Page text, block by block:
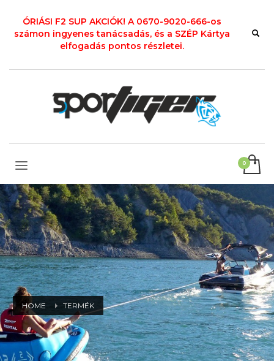
ÓRIÁSI F2 SUP AKCIÓK! A 0670-9020-666-os
számon ingyenes tanácsadás, és a SZÉP Kártya
elfogadás pontos részletei.
HOME TERMÉK